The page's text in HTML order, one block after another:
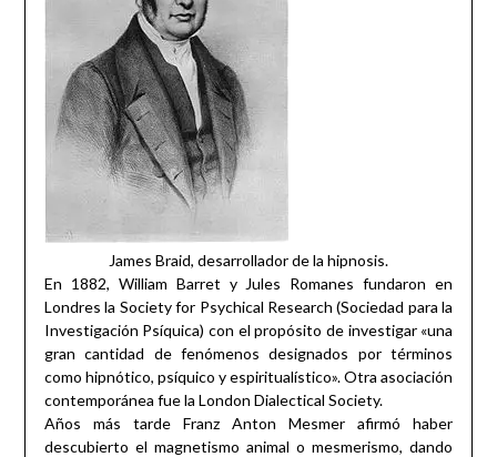
James Braid, desarrollador de la hipnosis.
En 1882, William Barret y Jules Romanes fundaron en
Londres la Society for Psychical Research (Sociedad para la
Investigación Psíquica) con el propósito de investigar «una
gran cantidad de fenómenos designados por términos
como hipnótico, psíquico y espiritualístico». Otra asociación
contemporánea fue la London Dialectical Society.
Años más tarde Franz Anton Mesmer afirmó haber
descubierto el magnetismo animal o mesmerismo, dando